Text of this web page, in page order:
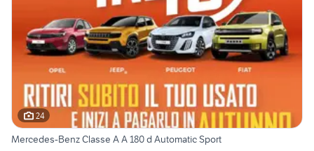
24
Mercedes-Benz Classe A A 180 d Automatic Sport